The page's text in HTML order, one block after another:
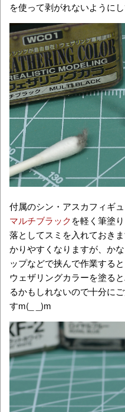
を使って剥がれないようにし
付属のシン・アスカフィギ
マルチブラックを軽く筆塗り
落としてスミを入れておき
かりやすくなりますが、か
ップなどで挟んで作業する
ウェザリングカラーを塗る
るかもしれないので十分に
すm(_ _)m